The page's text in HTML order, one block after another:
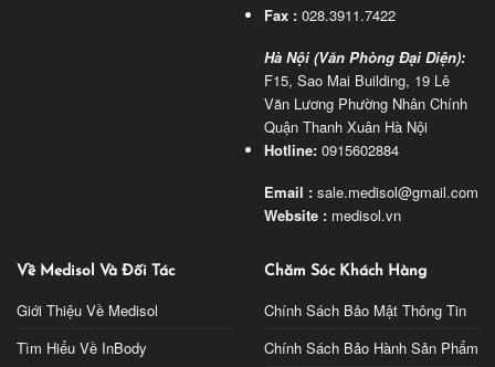
Fax : 028.3911.7422
Hà Nội (Văn Phòng Đại Diện):
F15, Sao Mai Building, 19 Lê
Văn Lương Phường Nhân Chính
Quận Thanh Xuân Hà Nội
Hotline: 0915602884
Email : sale.medisol@gmail.com
Website : medisol.vn
Về Medisol Và Đối Tác
Giới Thiệu Về Medisol
Tìm Hiểu Về InBody
Chăm Sóc Khách Hàng
Chính Sách Bảo Mật Thông Tin
Chính Sách Bảo Hành Sản Phẩm